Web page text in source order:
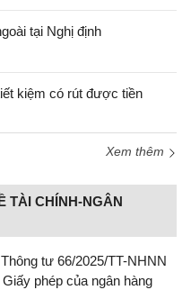
tại Nghị định
kiệm có rút được tiền
Xem thêm
TÀI CHÍNH-NGÂN
tư 66/2025/TT-NHNN
phép của ngân hàng